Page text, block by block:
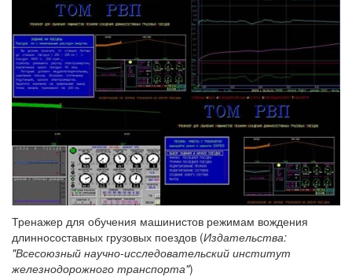
Тренажер для обучения машинистов режимам вождения
длинносоставных грузовых поездов (Издательства:
"Всесоюзный научно-исследовательский институт
железнодорожного транспорта")